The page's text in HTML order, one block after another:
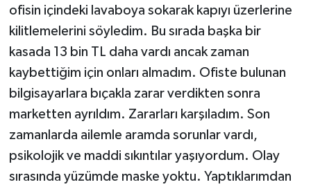
ofisin içindeki lavaboya sokarak kapıyı üzerlerine
kilitlemelerini söyledim. Bu sırada başka bir
kasada 13 bin TL daha vardı ancak zaman
kaybettiğim için onları almadım. Ofiste bulunan
bilgisayarlara bıçakla zarar verdikten sonra
marketten ayrıldım. Zararları karşıladım. Son
zamanlarda ailemle aramda sorunlar vardı,
psikolojik ve maddi sıkıntılar yaşıyordum. Olay
sırasında yüzümde maske yoktu. Yaptıklarımdan